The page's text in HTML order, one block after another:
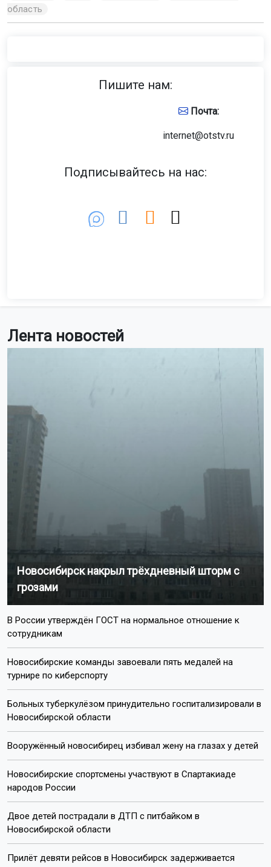
Лента новостей
Новосибирск накрыл трёхдневный шторм с
грозами
В России утверждён ГОСТ на нормальное отношение к
сотрудникам
Новосибирские команды завоевали пять медалей на
турнире по киберспорту
Больных туберкулёзом принудительно госпитализировали в
Новосибирской области
Вооружённый новосибирец избивал жену на глазах у детей
Новосибирские спортсмены участвуют в Спартакиаде
народов России
Двое детей пострадали в ДТП с питбайком в
Новосибирской области
Прилёт девяти рейсов в Новосибирск задерживается
область
Пишите нам:
Почта:
internet@otstv.ru
Подписывайтесь на нас: